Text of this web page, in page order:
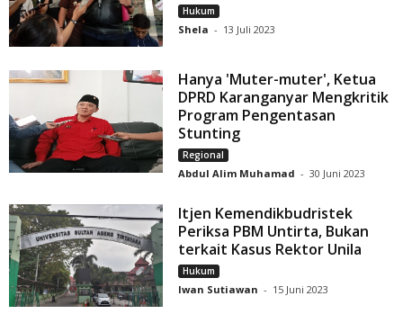
Hukum
Shela - 13 Juli 2023
Hanya 'Muter-muter', Ketua
DPRD Karanganyar Mengkritik
Program Pengentasan
Stunting
Regional
Abdul Alim Muhamad - 30 Juni 2023
Itjen Kemendikbudristek
Periksa PBM Untirta, Bukan
terkait Kasus Rektor Unila
Hukum
Iwan Sutiawan - 15 Juni 2023